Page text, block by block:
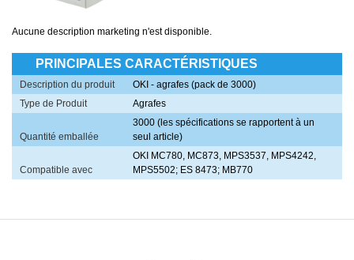
Aucune description marketing n'est disponible.
PRINCIPALES CARACTÉRISTIQUES
Description du produit
OKI - agrafes (pack de 3000)
Type de Produit
Agrafes
Quantité emballée
3000 (les spécifications se rapportent à un
seul article)
Compatible avec
OKI MC780, MC873, MPS3537, MPS4242,
MPS5502; ES 8473; MB770